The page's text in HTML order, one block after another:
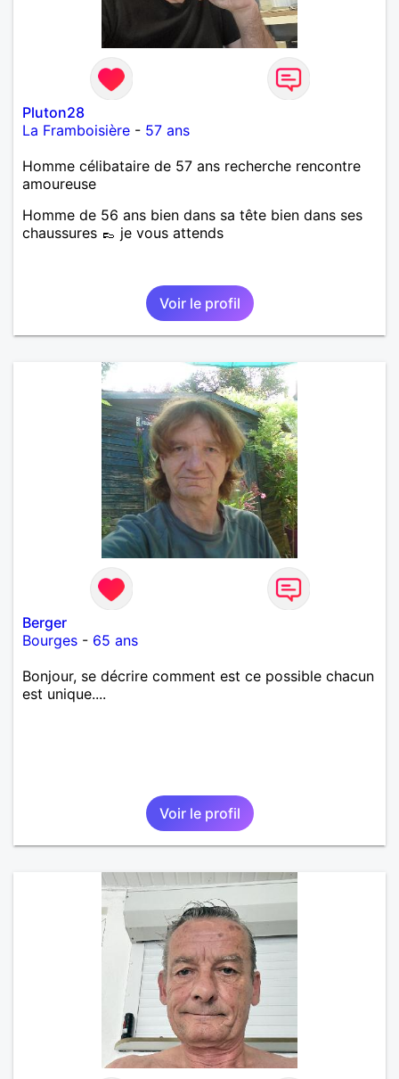
Pluton28
La Framboisière - 57 ans
Homme célibataire de 57 ans recherche rencontre
amoureuse
Homme de 56 ans bien dans sa tête bien dans ses
chaussures 👞 je vous attends
Voir le profil
Berger
Bourges - 65 ans
Bonjour, se décrire comment est ce possible chacun
est unique....
Voir le profil